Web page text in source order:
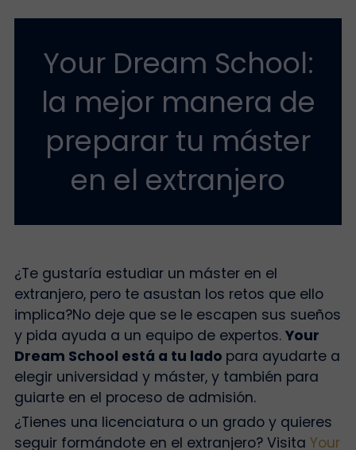
Your Dream School:
la mejor manera de
preparar tu máster
en el extranjero
¿Te gustaría estudiar un máster en el
extranjero, pero te asustan los retos que ello
implica?No deje que se le escapen sus sueños
y pida ayuda a un equipo de expertos. Your
Dream School está a tu lado para ayudarte a
elegir universidad y máster, y también para
guiarte en el proceso de admisión.
¿Tienes una licenciatura o un grado y quieres
seguir formándote en el extranjero? Visita Your